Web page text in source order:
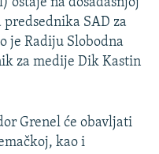
ostaje na dosadašnjoj
SAD za
je Radiju Slobodna
za medije Dik Kastin
Grenel će obavljati
kao i